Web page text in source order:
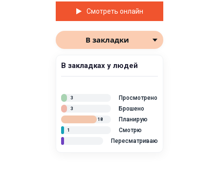
Смотреть онлайн
В закладки
В закладках у людей
Просмотрено
3
Брошено
3
Планирую
18
Смотрю
1
Пересматриваю